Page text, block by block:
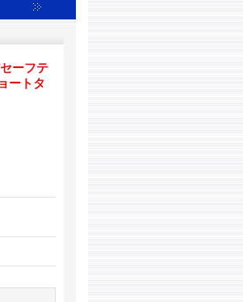
ーフテ
ートタ